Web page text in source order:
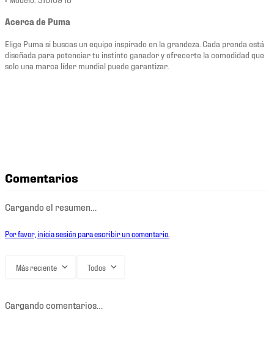
Acerca de Puma
Elige Puma si buscas un equipo inspirado en la grandeza. Cada prenda está
diseñada para potenciar tu instinto ganador y ofrecerte la comodidad que
solo una marca líder mundial puede garantizar.
Comentarios
Cargando el resumen…
Por favor, inicia sesión para escribir un comentario.
Más reciente Todos
Cargando comentarios…